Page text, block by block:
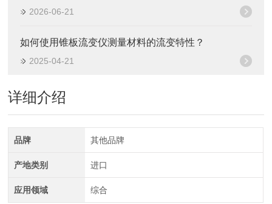
2026-06-21
如何使用锥板流变仪测量材料的流变特性？
2025-04-21
详细介绍
品牌 其他品牌
产地类别 进口
应用领域 综合